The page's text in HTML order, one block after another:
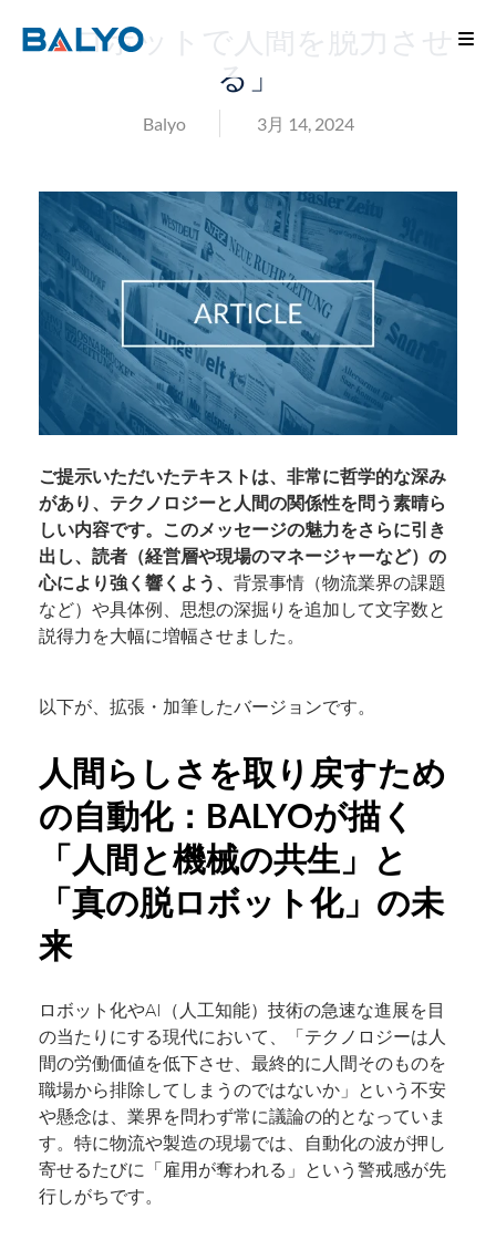
「ロボットで人間を脱力させ
る」
Balyo 3月 14, 2024
ご提示いただいたテキストは、非常に哲学的な深み
があり、テクノロジーと人間の関係性を問う素晴ら
しい内容です。このメッセージの魅力をさらに引き
出し、読者（経営層や現場のマネージャーなど）の
心により強く響くよう、 背景事情（物流業界の課題
など）や具体例、思想の深掘りを追加して文字数と
説得力を大幅に増幅させました。
以下が、拡張・加筆したバージョンです。
人間らしさを取り戻すため
の自動化：BALYOが描く
「人間と機械の共生」と
「真の脱ロボット化」の未
来
ロボット化やAI（人工知能）技術の急速な進展を目
の当たりにする現代において、「テクノロジーは人
間の労働価値を低下させ、最終的に人間そのものを
職場から排除してしまうのではないか」という不安
や懸念は、業界を問わず常に議論の的となっていま
す。特に物流や製造の現場では、自動化の波が押し
寄せるたびに「雇用が奪われる」という警戒感が先
行しがちです。